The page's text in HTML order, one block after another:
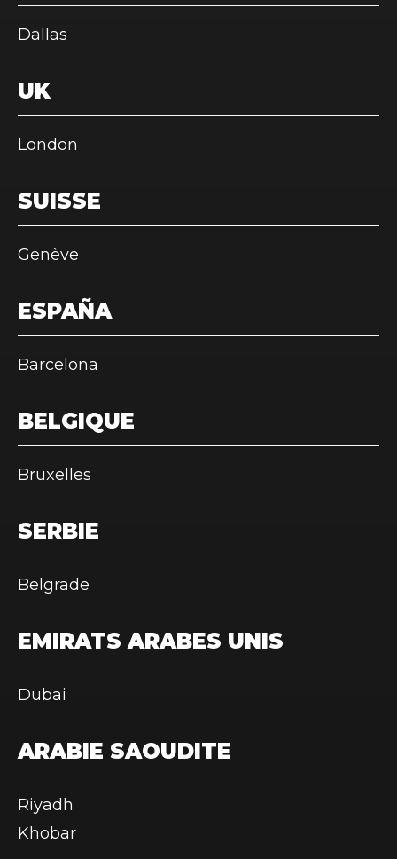
Dallas
UK
London
SUISSE
Genève
ESPAÑA
Barcelona
BELGIQUE
Bruxelles
SERBIE
Belgrade
EMIRATS ARABES UNIS
Dubai
ARABIE SAOUDITE
Riyadh
Khobar